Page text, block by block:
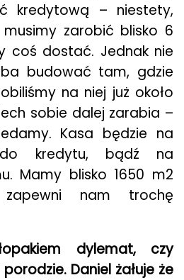
kredytową – niestety,
zarobić blisko 6
coś dostać. Jednak nie
budować tam, gdzie
na niej już około
sobie dalej zarabia –
Kasa będzie na
do kredytu, bądź na
Mamy blisko 1650 m2
nam trochę
dylemat, czy
Daniel żałuje że